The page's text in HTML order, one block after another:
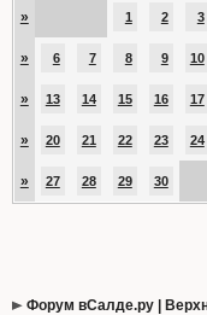
» 1 2 3
» 6 7 8 9 10
» 13 14 15 16 17
» 20 21 22 23 24
» 27 28 29 30
Форум вСалде.ру |